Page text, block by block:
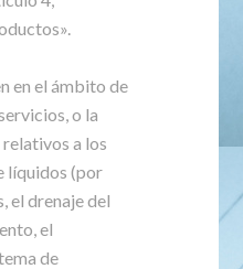
en el ámbito de
o la
a los
líquidos (por
el drenaje del
el
de